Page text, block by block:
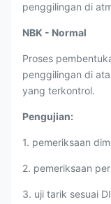
penggilingan di
NBK - Normal
Proses
penggilingan di
yang terkontrol.
Pengujian:
1. pemeriksaan
2. pemeriksaan
3. uji tarik sesuai